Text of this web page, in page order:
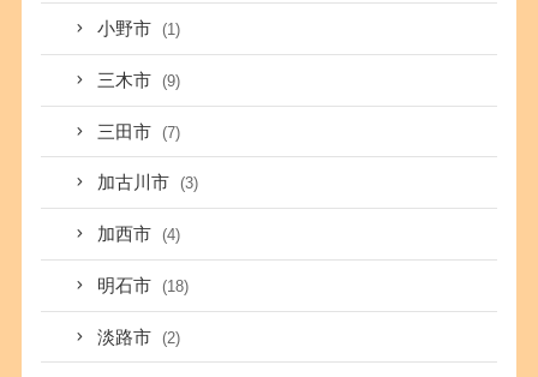
小野市 (1)
三木市 (9)
三田市 (7)
加古川市 (3)
加西市 (4)
明石市 (18)
淡路市 (2)